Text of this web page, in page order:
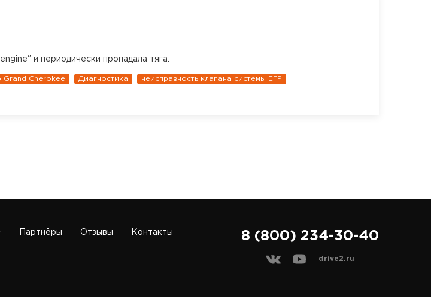
и периодически пропадала тяга.
Grand Cherokee Диагностика неисправность клапана системы ЕГР
Партнёры Отзывы Контакты 8 (800) 234-30-40
drive2.ru